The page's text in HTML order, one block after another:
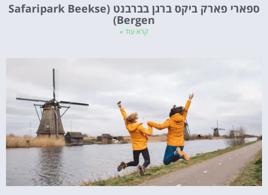
ספארי פארק ביקס ברגן בברבנט (Safaripark Beekse
Bergen)
קרא עוד »